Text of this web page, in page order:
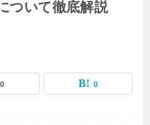
ついて徹底解説
0 0